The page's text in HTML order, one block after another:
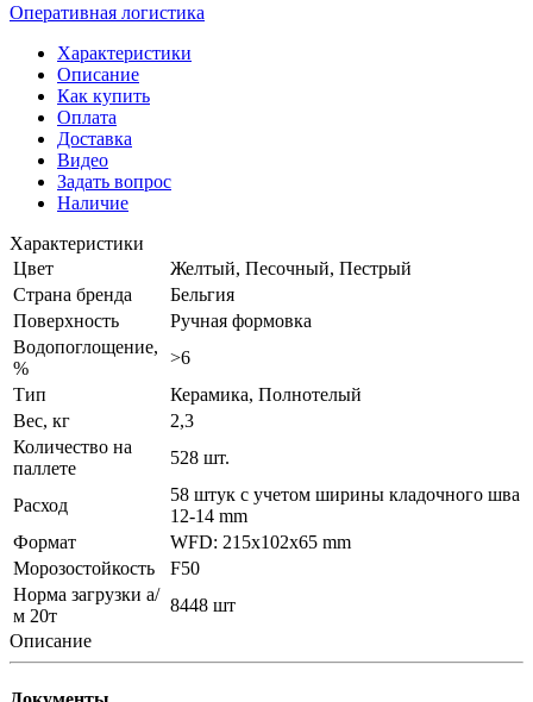
Оперативная логистика
Характеристики
Описание
Как купить
Оплата
Доставка
Видео
Задать вопрос
Наличие
Характеристики
Цвет
Желтый, Песочный, Пестрый
Страна бренда
Бельгия
Поверхность
Ручная формовка
Водопоглощение,
%
>6
Тип
Керамика, Полнотелый
Вес, кг
2,3
Количество на
паллете
528 шт.
Расход
58 штук с учетом ширины кладочного шва
12-14 mm
Формат
WFD: 215x102x65 mm
Морозостойкость
F50
Норма загрузки а/
м 20т
8448 шт
Описание